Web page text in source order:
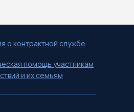
о контрактной службе
помощь участникам
и их семьям